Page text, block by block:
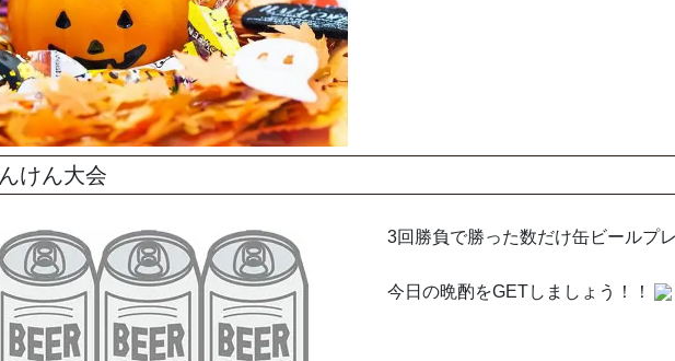
けん大会
3回勝負で勝った数だけ缶ビールプ
今日の晩酌をGETしましょう！！